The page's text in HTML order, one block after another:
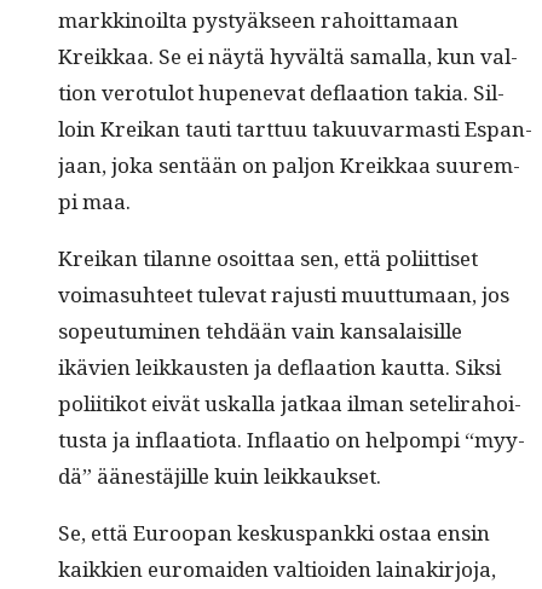
markki­noil­ta pystyäk­seen rahoit­ta­maan
Kreikkaa. Se ei näytä hyvältä samal­la, kun val­
tion vero­tu­lot hupenevat deflaa­tion takia. Sil­
loin Kreikan tau­ti tart­tuu taku­u­var­masti Espan­
jaan, joka sen­tään on paljon Kreikkaa suurem­
pi maa.
Kreikan tilanne osoit­taa sen, että poli­it­tiset
voima­suh­teet tule­vat rajusti muut­tumaan, jos
sopeu­tu­mi­nen tehdään vain kansalaisille
ikävien leikkausten ja deflaa­tion kaut­ta. Sik­si
poli­itikot eivät uskalla jatkaa ilman setelira­hoi­
tus­ta ja inflaa­tio­ta. Inflaa­tio on helpom­pi “myy­
dä” äänestäjille kuin leikkaukset.
Se, että Euroopan keskus­pank­ki ostaa ensin
kaikkien euro­maid­en val­tioiden lainakir­jo­ja,